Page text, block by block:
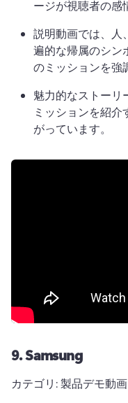
ージが視聴者の感
説明動画では、人
遍的な帰属のシン
のミッションを強
魅力的なストーリ
ミッションを紹
がっています。
9.Samsung
カテゴリ: 製品デモ動画